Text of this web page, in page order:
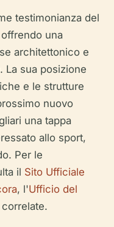
testimonianza del
una
architettonico e
La sua posizione
e le strutture
nuovo
una tappa
allo sport,
Per le
il Sito Ufficiale
, l'Ufficio del